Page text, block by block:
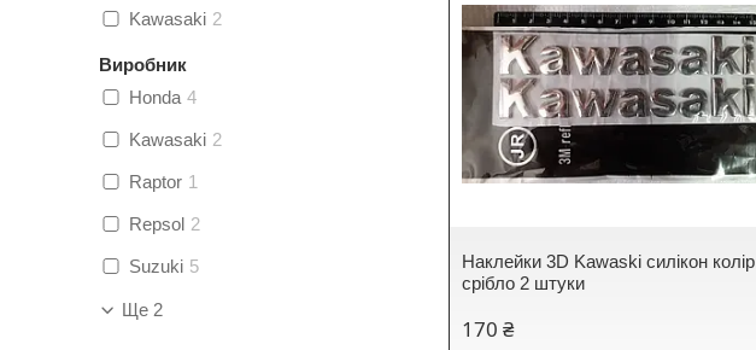
Наклейки 3D Kawaski силікон колір
срібло 2 штуки
170 ₴
Kawasaki 2
Виробник
Honda 4
Kawasaki 2
Raptor 1
Repsol 2
Suzuki 5
Ще 2